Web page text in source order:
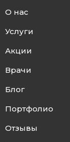
О нас
Услуги
Акции
Врачи
Блог
Портфолио
Отзывы